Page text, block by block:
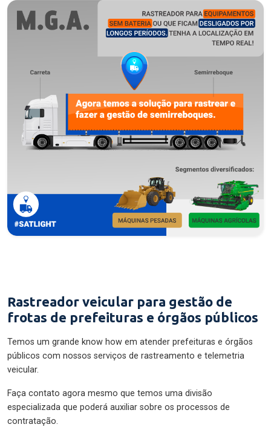
Rastreador veicular para gestão de
frotas de prefeituras e órgãos públicos
Temos um grande know how em atender prefeituras e órgãos
públicos com nossos serviços de rastreamento e telemetria
veicular.
Faça contato agora mesmo que temos uma divisão
especializada que poderá auxiliar sobre os processos de
contratação.